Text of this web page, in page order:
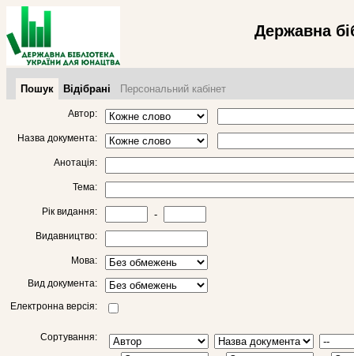
Державна
Пошук Відібрані Персональний кабінет
Автор:
Назва документа:
Анотація:
Тема:
Рік видання: -
Видавництво:
Мова:
Вид документа:
Електронна версія:
Сортування: